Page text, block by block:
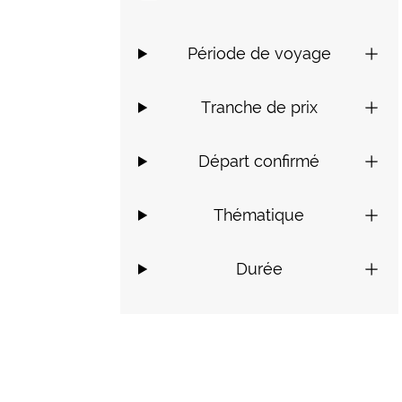
Période de voyage
Tranche de prix
Départ confirmé
Thématique
Durée